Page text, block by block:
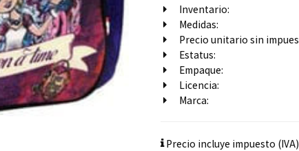
Inventario:
Medidas:
Precio unitario sin
Estatus:
Empaque:
Licencia:
Marca:
Precio incluye impuesto